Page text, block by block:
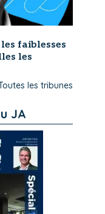
faiblesses
les
les tribunes
JA